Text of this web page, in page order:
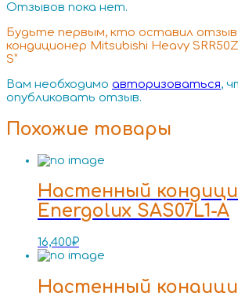
Отзывов пока нет.
Будьте первым, кто оставил отзыв
кондиционер Mitsubishi Heavy
S”
Вам необходимо авторизоваться,
опубликовать отзыв.
Похожие товары
Настенный
Energolux SAS07L1-A
16,400₽
Настенный